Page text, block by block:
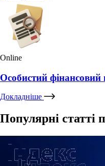
Online
Особистий фінансовий
Докладніше
Популярні статті